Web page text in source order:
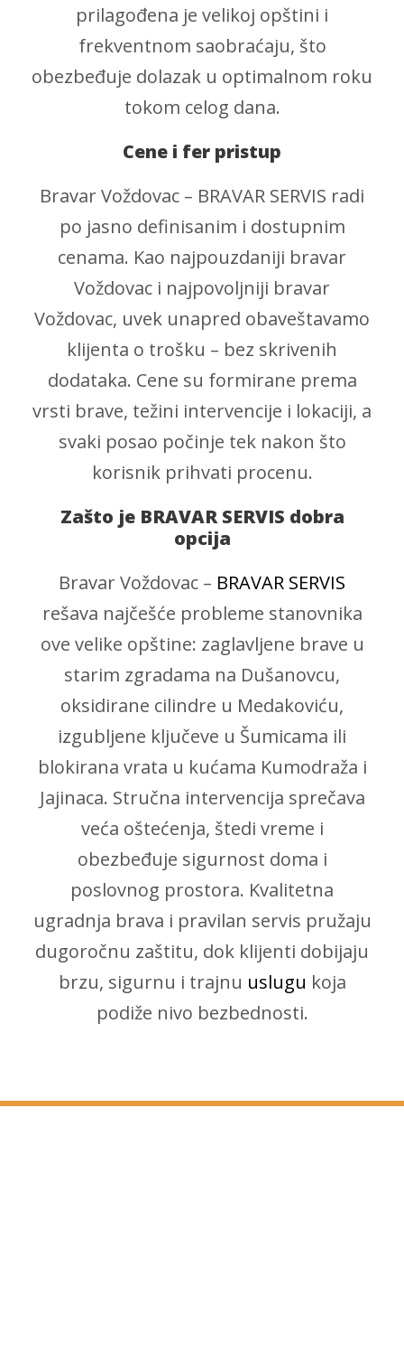
prilagođena je velikoj opštini i
frekventnom saobraćaju, što
obezbeđuje dolazak u optimalnom roku
tokom celog dana.
Cene i fer pristup
Bravar Voždovac – BRAVAR SERVIS radi
po jasno definisanim i dostupnim
cenama. Kao najpouzdaniji bravar
Voždovac i najpovoljniji bravar
Voždovac, uvek unapred obaveštavamo
klijenta o trošku – bez skrivenih
dodataka. Cene su formirane prema
vrsti brave, težini intervencije i lokaciji, a
svaki posao počinje tek nakon što
korisnik prihvati procenu.
Zašto je BRAVAR SERVIS dobra
opcija
Bravar Voždovac – BRAVAR SERVIS
rešava najčešće probleme stanovnika
ove velike opštine: zaglavljene brave u
starim zgradama na Dušanovcu,
oksidirane cilindre u Medakoviću,
izgubljene ključeve u Šumicama ili
blokirana vrata u kućama Kumodraža i
Jajinaca. Stručna intervencija sprečava
veća oštećenja, štedi vreme i
obezbeđuje sigurnost doma i
poslovnog prostora. Kvalitetna
ugradnja brava i pravilan servis pružaju
dugoročnu zaštitu, dok klijenti dobijaju
brzu, sigurnu i trajnu uslugu koja
podiže nivo bezbednosti.